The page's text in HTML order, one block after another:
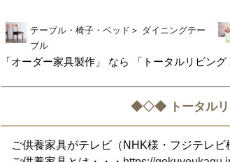
テーブル・椅子・ベッド ＞ ダイニングテー
ブル
「オーダー家具製作」 なら 「トータルリビング
◆◇◆ トータルリ
ご供養家具がテレビ（NHK様・フジテレビ